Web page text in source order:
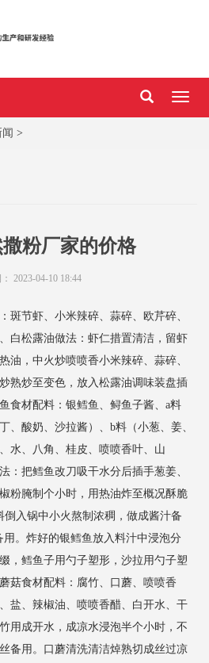
导
>
粉厂家的价格
2023-04-10 18:44
斑节虾、小米辣碎、蒜碎、欧芹碎、
白松露油做法：虾仁措置清洁，留虾
油，中火炒喷喷香小米辣碎、蒜碎、
熟炒至变色，放入松露油调味装盘插
食材配料：银鳕鱼、鲟鱼子酱、a料
、酸奶、沙拉酱）、b料（小葱、姜、
水、八角、桂皮、喷喷香叶、山
：把鳕鱼改刀吸干水分后插手葱姜、
粉腌制个小时，用热油炸至概况酥脆
入锅中小火熬制浓稠，做成酱汁备
用。炸好的银鳕鱼放入料汁中浸泡分
，鳕鱼子用勺子塑形，沙拉用勺子塑
菇食材配料：腐竹、口蘑、喷喷香
盐、辣椒油、喷喷香醋、白开水、干
用成开水，成凉水浸泡半个小时，不
备用。口蘑清洗清洁焯熟切成丝过凉